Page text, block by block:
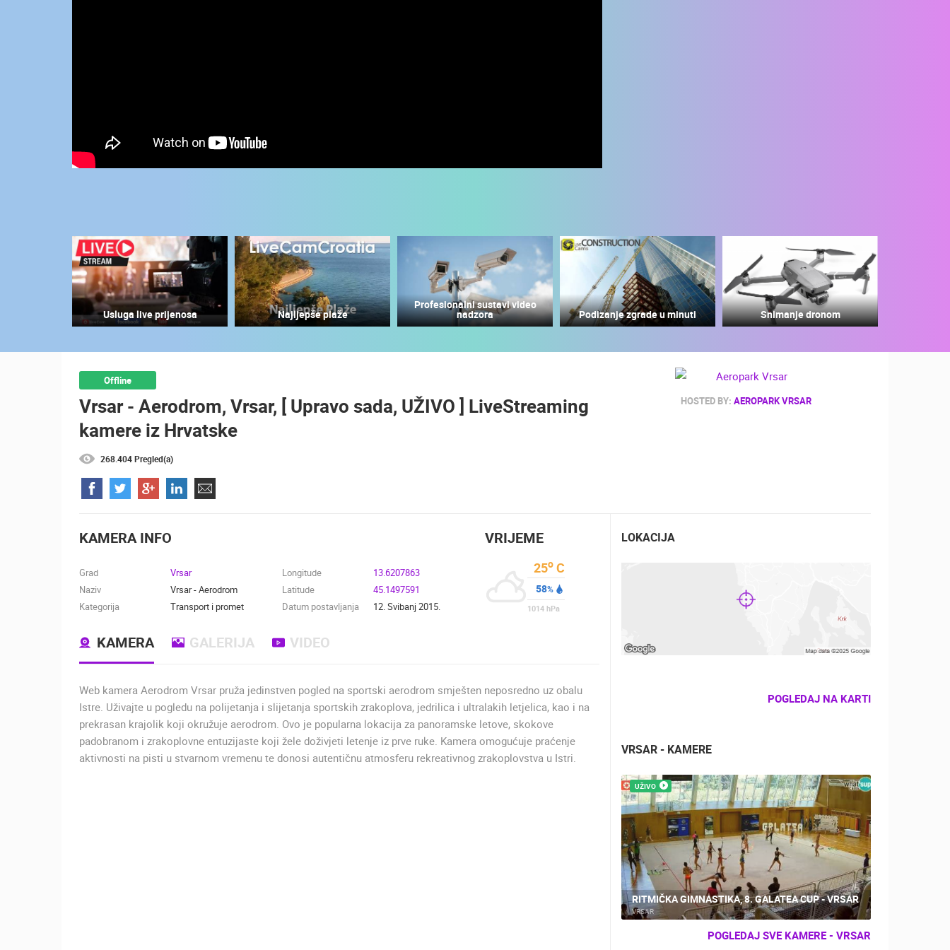
DONACIJE
ZA NOVE
USE
PRIVACY
POLICY
BANERI
NAJNOVIJE KAMERE
0 GLEDATELJ(A) UŽIVO 0 GLEDATELJ(A) 0 GLEDATELJ(A)
NAJBOLJE S WEBA GRADOVI I MJESTA HD - OKRETNE KAMERE GRADILIŠTA SKIJANJE I SNIJEG PLAŽE MARINE I LUČICE
TRANSPORT I PROMET
Usluga live prijenosa Najljepše plaže
Profesionalni sustavi video
nadzora Podizanje zgrade u minuti Snimanje dronom
HOSTED BY: AEROPARK VRSAR
Offline
Vrsar - Aerodrom, Vrsar, [ Upravo sada, UŽIVO ] LiveStreaming
kamere iz Hrvatske
268.404 Pregled(a)
KAMERA INFO
Grad
Vrsar
Naziv
Vrsar - Aerodrom
Kategorija
Transport i promet
Longitude
13.6207863
Latitude
45.1497591
Datum postavljanja
12. Svibanj 2015.
VRIJEME
25o C
58%
1014 hPa
KAMERA GALERIJA VIDEO
Web kamera Aerodrom Vrsar pruža jedinstven pogled na sportski aerodrom smješten neposredno uz obalu
Istre. Uživajte u pogledu na polijetanja i slijetanja sportskih zrakoplova, jedrilica i ultralakih letjelica, kao i na
prekrasan krajolik koji okružuje aerodrom. Ovo je popularna lokacija za panoramske letove, skokove
padobranom i zrakoplovne entuzijaste koji žele doživjeti letenje iz prve ruke. Kamera omogućuje praćenje
aktivnosti na pisti u stvarnom vremenu te donosi autentičnu atmosferu rekreativnog zrakoplovstva u Istri.
LOKACIJA
POGLEDAJ NA KARTI
VRSAR - KAMERE
UŽIVO
RITMIČKA GIMNASTIKA, 8. GALATEA CUP - VRSAR
VRSAR
POGLEDAJ SVE KAMERE - VRSAR